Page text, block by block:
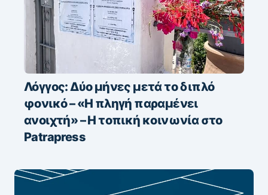
Λόγγος: Δύο μήνες μετά το διπλό
φονικό – «H πληγή παραμένει
ανοιχτή» – Η τοπική κοινωνία στο
Patrapress